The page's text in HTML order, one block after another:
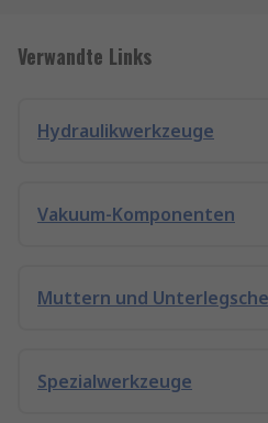
Verwandte Links
Hydraulikwerkzeuge
Vakuum-Komponenten
Muttern und
Spezialwerkzeuge